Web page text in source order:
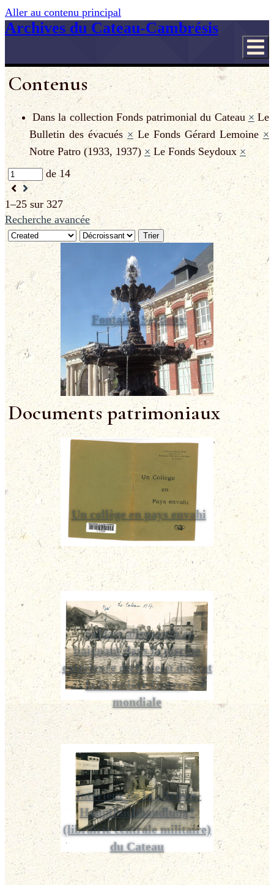
Aller au contenu principal
Archives du Cateau-Cambrésis
Contenus
Dans la collection Fonds patrimonial du Cateau × Le
Bulletin des évacués × Le Fonds Gérard Lemoine ×
Notre Patro (1933, 1937) × Le Fonds Seydoux ×
de 14
1–25 sur 327
Recherche avancée
Trier
Fontaine Seydoux
Documents patrimoniaux
Un collège en pays envahi
Soldats allemands se
baignant dans la piscine
extérieure du Cateau durant
la Première Guerre
mondiale
Intérieur de la „Armee-
Hauptbuchhandlung“
(librairie centrale militaire)
du Cateau